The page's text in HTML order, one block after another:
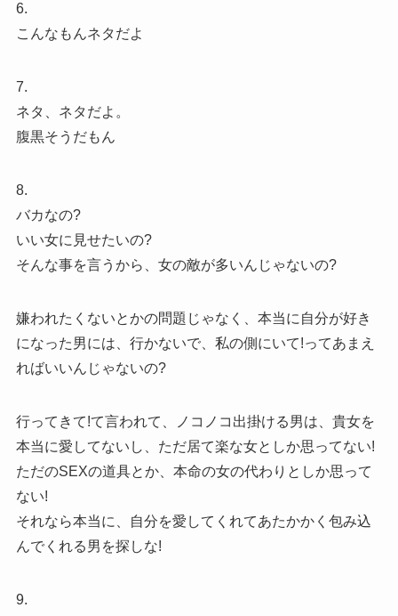
6.
こんなもんネタだよ
7.
ネタ、ネタだよ。
腹黒そうだもん
8.
バカなの?
いい女に見せたいの?
そんな事を言うから、女の敵が多いんじゃないの?
嫌われたくないとかの問題じゃなく、本当に自分が好き
になった男には、行かないで、私の側にいて!ってあまえ
ればいいんじゃないの?
行ってきて!て言われて、ノコノコ出掛ける男は、貴女を
本当に愛してないし、ただ居て楽な女としか思ってない!
ただのSEXの道具とか、本命の女の代わりとしか思って
ない!
それなら本当に、自分を愛してくれてあたかかく包み込
んでくれる男を探しな!
9.